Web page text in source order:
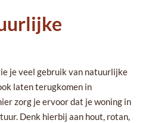
je veel gebruik van natuurlijke
laten terugkomen in
zorg je ervoor dat je woning in
Denk hierbij aan hout, rotan,